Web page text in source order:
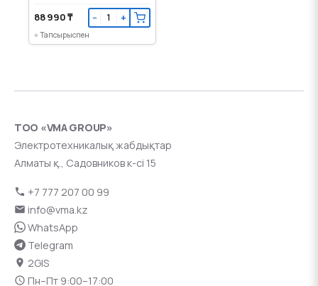
88 990 ₸ − +
Тапсырыспен
ТОО «VMA GROUP»
Электротехникалық жабдықтар
Алматы қ., Садовников к-сі 15
+7 777 207 00 99
info@vma.kz
WhatsApp
Telegram
2GIS
Пн–Пт 9:00–17:00